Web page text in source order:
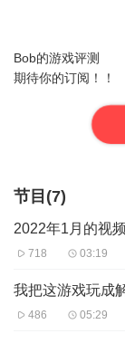
Bob的游戏评测
期待你的订阅！！
节目(7)
2022年1月的视频
718 03:19
我把这游戏玩成
486 05:29